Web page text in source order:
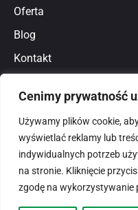
Cenimy prywatność
Używamy plików cookie,
wyświetlać reklamy lub
indywidualnych potrzeb
na stronie. Kliknięcie
zgodę na wykorzystywanie
Oferta
Blog
Kontakt
Polityka prywatności